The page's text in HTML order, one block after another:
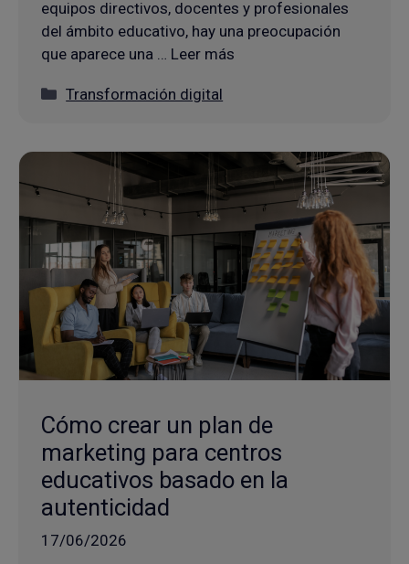
equipos directivos, docentes y profesionales
del ámbito educativo, hay una preocupación
que aparece una … Leer más
Categorías
Transformación digital
Cómo crear un plan de
marketing para centros
educativos basado en la
autenticidad
17/06/2026